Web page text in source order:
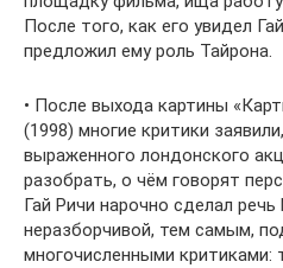
После того, как его увидел
предложил ему роль Тайрона.
• После выхода картины
(1998) многие критики
выраженного лондонского
разобрать, о чём говорят
Гай Ричи нарочно сделал
неразборчивой, тем самым,
многочисленными критиками: